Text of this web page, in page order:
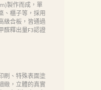
製作而成，單
、櫃子等，採用
級合板，皆通過
醛釋出量F3認證
刷、特殊表面塗
緻，立體的真實